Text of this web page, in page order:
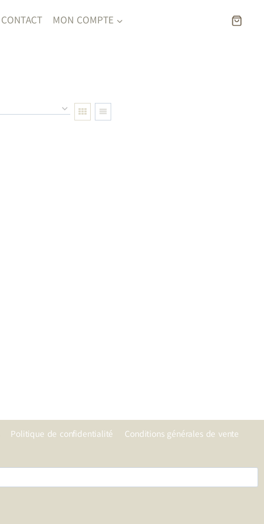
CONTACT MON COMPTE
Politique de confidentialité
Conditions générales de vente